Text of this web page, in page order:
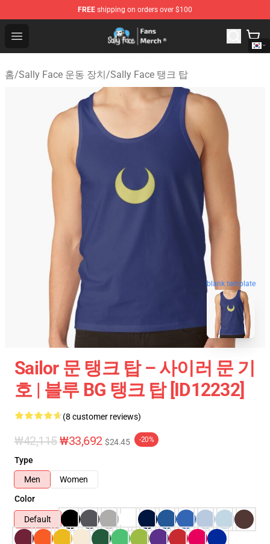
FREE shipping on orders over $100
Open menu
Sally Face Store - Official Sally Face Merchandise Shop
홈/Sally Face 운동 장치/Sally Face 탱크 탑
blank template
Sailor 문 탱크 탑 – 사이러 문 기
호 | 블루 BG 탱크 탑 [ID12232]
(8 customer reviews)
₩42,115₩33,692 $24.45 -20%
Type
Men
Women
Color
Default